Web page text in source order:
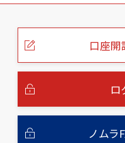
こ
口座開
ロ
ノムラ